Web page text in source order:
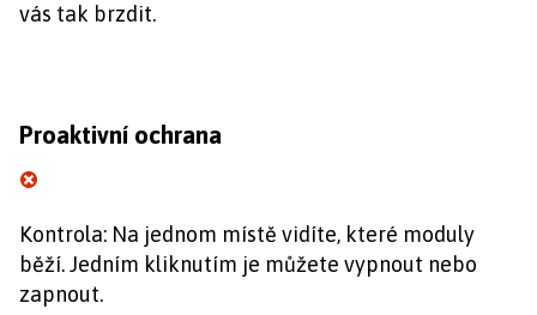
vás tak brzdit.
Proaktivní ochrana
Kontrola: Na jednom místě vidíte, které moduly
běží. Jedním kliknutím je můžete vypnout nebo
zapnout.